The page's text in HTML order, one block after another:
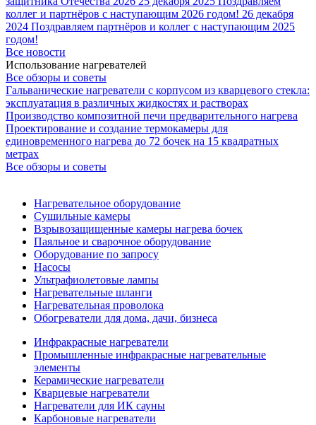
коллег и партнёров с наступающим 2026 годом! 26 декабря
2024 Поздравляем партнёров и коллег с наступающим 2025
годом!
Все новости
Использование нагревателей
Все обзоры и советы
Гальванические нагреватели с корпусом из кварцевого стекла:
эксплуатация в различных жидкостях и растворах
Производство композитной печи предварительного нагрева
Проектирование и создание термокамеры для
единовременного нагрева до 72 бочек на 15 квадратных
метрах
Все обзоры и советы
Нагревательное оборудование
Сушильные камеры
Взрывозащищенные камеры нагрева бочек
Паяльное и сварочное оборудование
Оборудование по запросу
Насосы
Ультрафиолетовые лампы
Нагревательные шланги
Нагревательная проволока
Обогреватели для дома, дачи, бизнеса
Инфракрасные нагреватели
Промышленные инфракрасные нагревательные
элементы
Керамические нагреватели
Кварцевые нагреватели
Нагреватели для ИК сауны
Карбоновые нагреватели